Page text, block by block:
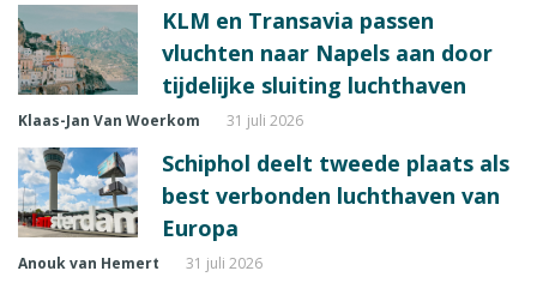
KLM en Transavia passen
vluchten naar Napels aan door
tijdelijke sluiting luchthaven
Klaas-Jan Van Woerkom 31 juli 2026
Schiphol deelt tweede plaats als
best verbonden luchthaven van
Europa
Anouk van Hemert 31 juli 2026